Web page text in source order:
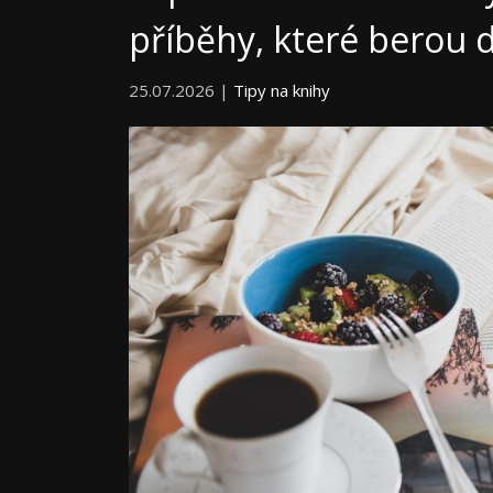
příběhy, které berou
25.07.2026 | Tipy na knihy